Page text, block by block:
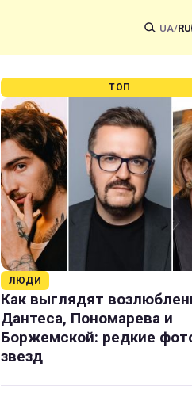
UA/RU
ТОП
ЛЮДИ
Как выглядят
Дантеса, Пономарева и
Боржемской: редкие
звезд